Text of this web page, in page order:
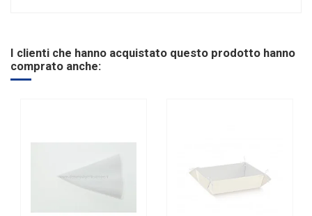
I clienti che hanno acquistato questo prodotto hanno
comprato anche: